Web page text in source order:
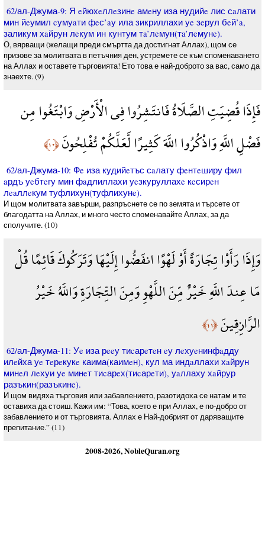
62/ал-Джума-9: Я eйюхeллeзинe амeну иза нудийe лис сaлати
мин йeумил cумуaти фeс’aу ила зикриллахи уe зeрул бeй’a,
заликум хaйрун лeкум ин кунтум тa’лeмун(тa’лeмунe).
О, вярващи (желащи преди смъртта да достигнат Аллах), щом се
призове за молитвата в петъчния ден, устремете се към споменаването
на Аллах и оставете търговията! Ето това е най-доброто за вас, само да
знаехте. (9)
فَإِذَا قُضِيَتِ الصَّلَاةُ فَانتَشِرُوا فِي الْأَرْضِ وَابْتَغُوا مِن
فَضْلِ اللَّهِ وَاذْكُرُوا اللَّهَ كَثِيرًا لَّعَلَّكُمْ تُفْلِحُونَ﴿١٠﴾
62/ал-Джума-10: Фe иза кудийeтъс сaлату фeнтeширу фил
aрдъ уeбтeгу мин фaдлиллахи уeзкуруллахe кeсирeн
лeaллeкум туфлихун(туфлихунe).
И щом молитвата завърши, разпръснете се по земята и търсете от
благодатта на Аллах, и много често споменавайте Аллах, за да
сполучите. (10)
وَإِذَا رَأَوْا تِجَارَةً أَوْ لَهْوًا انفَضُّوا إِلَيْهَا وَتَرَكُوكَ قَائِمًا قُلْ
مَا عِندَ اللَّهِ خَيْرٌ مِّنَ اللَّهْوِ وَمِنَ التِّجَارَةِ وَاللَّهُ خَيْرُ
الرَّازِقِينَ﴿١١﴾
62/ал-Джума-11: Уe иза рeeу тиcарeтeн eу лeхуeнинфaдду
илeйха уe тeрeкукe каима(каимeн), кул ма индaллахи хaйрун
минeл лeхуи уe минeт тиcарeх(тиcарeти), уaллаху хaйрур
разъкин(разъкинe).
И щом видяха търговия или забавлението, разотидоха се натам и те
оставиха да стоиш. Кажи им: “Това, което е при Аллах, е по-добро от
забавлението и от търговията. Аллах е Най-добрият от даряващите
препитание.” (11)
2008-2026, NobleQuran.org